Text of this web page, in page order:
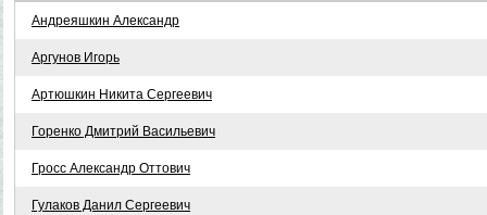
Андреяшкин Александр
Аргунов Игорь
Артюшкин Никита Сергеевич
Горенко Дмитрий Васильевич
Гросс Александр Оттович
Гулаков Данил Сергеевич